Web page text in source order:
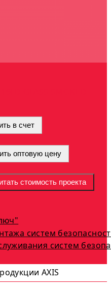
в счет
оптовую цену
стоимость проекта
систем
систем
AXIS